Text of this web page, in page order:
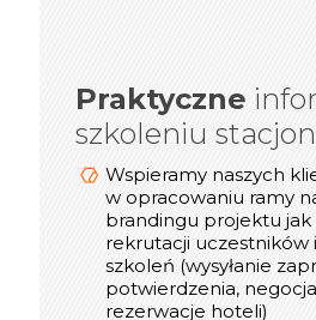
Praktyczne
szkoleniu
Wspieramy naszych
w opracowaniu ramy
brandingu projektu jak
rekrutacji uczestników
szkoleń (wysyłanie
potwierdzenia,
rezerwacje hoteli)
informacje o
szkoleniu online/
Dostosowujemy
video (Zoom, Microsoft
Webex, Google Meet)
Podczas spotkań online
takich narzędzi jak: